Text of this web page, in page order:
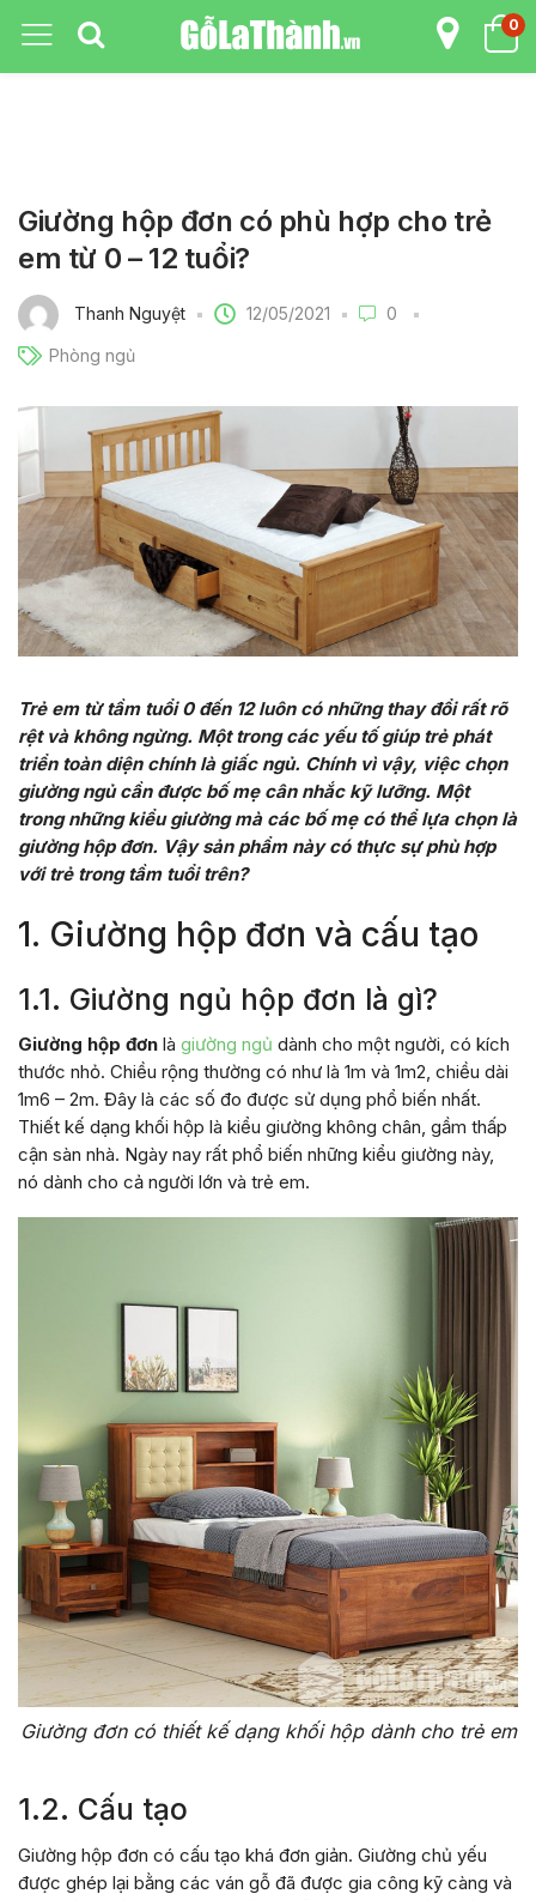
0
Giường hộp đơn có phù hợp cho trẻ
em từ 0 – 12 tuổi?
Thanh Nguyệt 12/05/2021 0
Phòng ngủ
Trẻ em từ tầm tuổi 0 đến 12 luôn có những thay đổi rất rõ
rệt và không ngừng. Một trong các yếu tố giúp trẻ phát
triển toàn diện chính là giấc ngủ. Chính vì vậy, việc chọn
giường ngủ cần được bố mẹ cân nhắc kỹ lưỡng. Một
trong những kiểu giường mà các bố mẹ có thể lựa chọn là
giường hộp đơn. Vậy sản phẩm này có thực sự phù hợp
với trẻ trong tầm tuổi trên?
1. Giường hộp đơn và cấu tạo
1.1. Giường ngủ hộp đơn là gì?
Giường hộp đơn là giường ngủ dành cho một người, có kích
thước nhỏ. Chiều rộng thường có như là 1m và 1m2, chiều dài
1m6 – 2m. Đây là các số đo được sử dụng phổ biến nhất.
Thiết kế dạng khối hộp là kiểu giường không chân, gầm thấp
cận sàn nhà. Ngày nay rất phổ biến những kiểu giường này,
nó dành cho cả người lớn và trẻ em.
Giường đơn có thiết kế dạng khối hộp dành cho trẻ em
1.2. Cấu tạo
Giường hộp đơn có cấu tạo khá đơn giản. Giường chủ yếu
được ghép lại bằng các ván gỗ đã được gia công kỹ càng và